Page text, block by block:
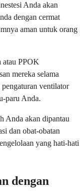
Anda akan
dengan cermat
aman untuk orang
atau PPOK
mereka selama
ventilator
paru Anda.
Anda akan dipantau
dan obat-obatan
yang hati-hati
dengan